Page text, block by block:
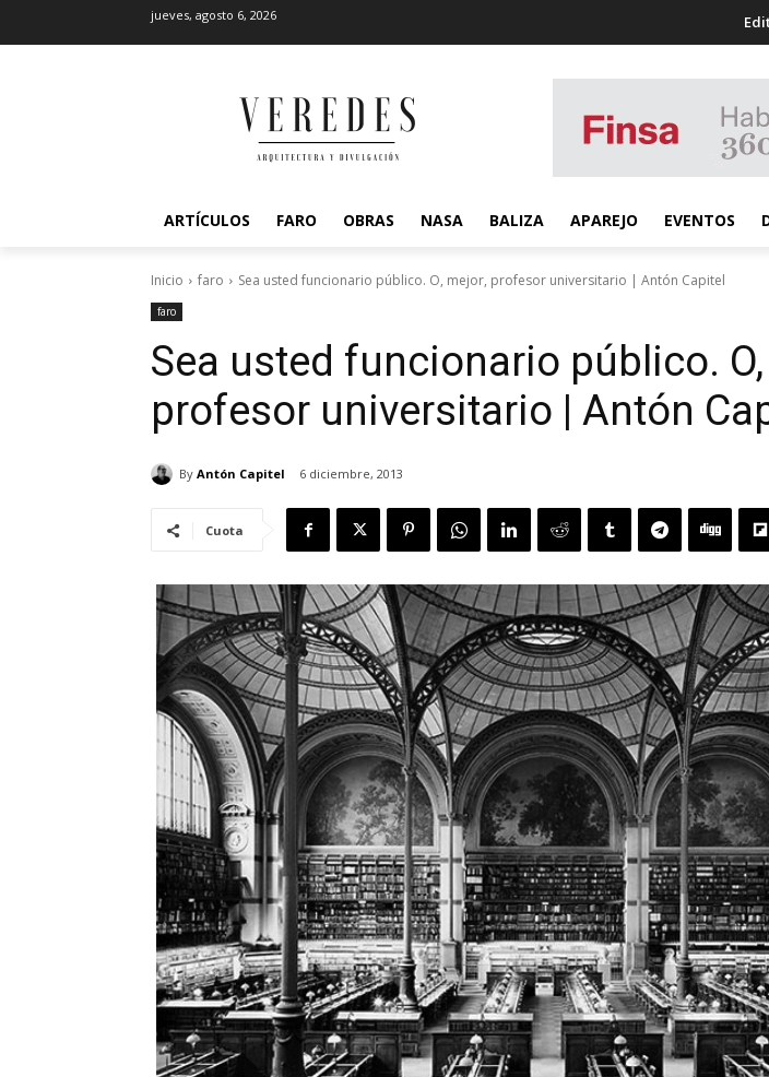
jueves, agosto 6, 2026
ARTÍCULOS FARO OBRAS NASA BALIZA APAREJO EVENTOS
Inicio faro Sea usted funcionario público. O, mejor, profesor universitario | Antón Capitel
faro
Sea usted funcionario público.
profesor universitario | Antón
By Antón Capitel 6 diciembre, 2013
Cuota